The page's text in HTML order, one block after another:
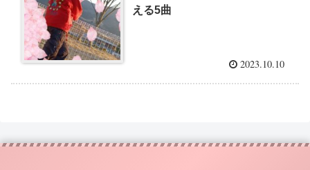
える5曲
2023.10.10